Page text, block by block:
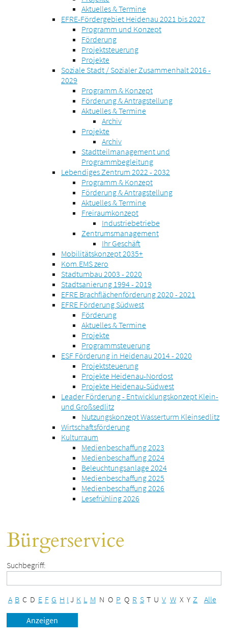
Aktuelles & Termine
EFRE-Fördergebiet Heidenau 2021 bis 2027
Programm und Konzept
Förderung
Projektsteuerung
Projekte
Soziale Stadt / Sozialer Zusammenhalt 2016 -
2029
Programm & Konzept
Förderung & Antragstellung
Aktuelles & Termine
Archiv
Projekte
Archiv
Stadtteilmanagement und
Programmbegleitung
Lebendiges Zentrum 2022 - 2032
Programm & Konzept
Förderung & Antragstellung
Aktuelles & Termine
Freiraumkonzept
Industriebetriebe
Zentrumsmanagement
Ihr Geschäft
Mobilitätskonzept 2035+
Kom.EMS zero
Stadtumbau 2003 - 2020
Stadtsanierung 1994 - 2019
EFRE Brachflächenförderung 2020 - 2021
EFRE Förderung Südwest
Förderung
Aktuelles & Termine
Projekte
Programmsteuerung
ESF Förderung in Heidenau 2014 - 2020
Projektsteuerung
Projekte Heidenau-Nordost
Projekte Heidenau-Südwest
Leader Förderung - Entwicklungskonzept Klein-
und Großsedlitz
Nutzungskonzept Wasserturm Kleinsedlitz
Wirtschaftsförderung
Kulturraum
Medienbeschaffung 2023
Medienbeschaffung 2024
Beleuchtungsanlage 2024
Medienbeschaffung 2025
Medienbeschaffung 2026
Lesefrühling 2026
Bürgerservice
Suchbegriff:
A B C D E F G H I J K L M N O P Q R S T U V W X Y Z Alle